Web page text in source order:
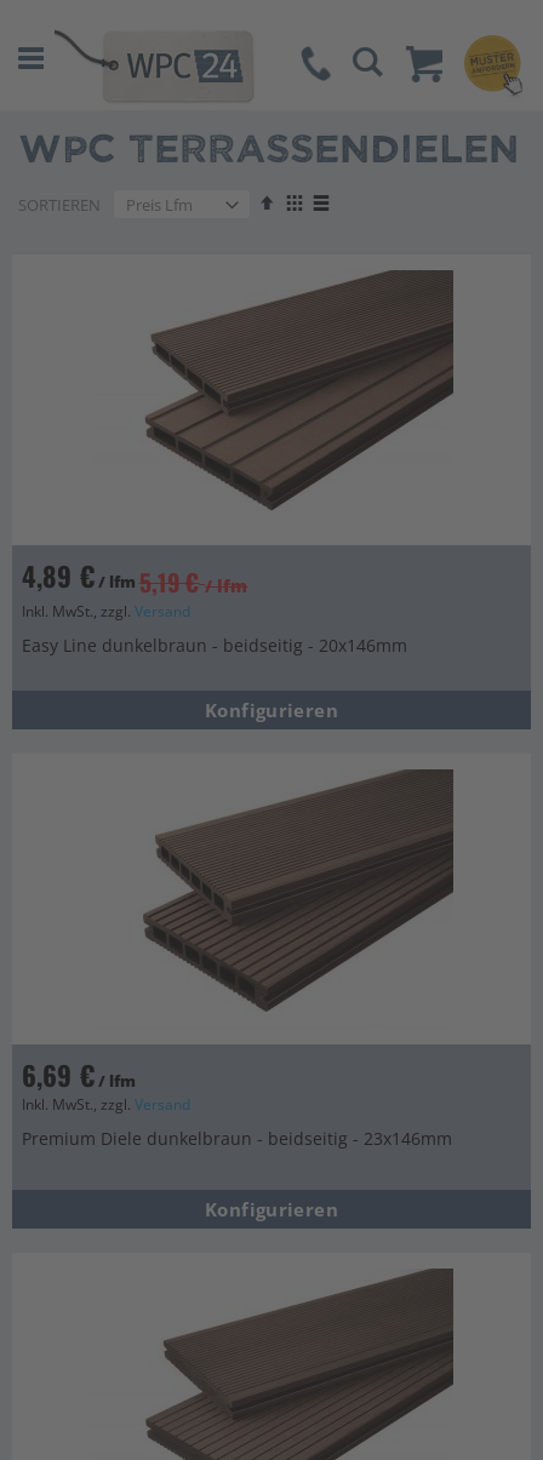
Suche
WPC TERRASSENDIELEN
SORTIEREN
AbsteigendAnzeigen
4,89 €/ lfm 5,19 € / lfm
Inkl. MwSt., zzgl. Versand
Easy Line dunkelbraun - beidseitig - 20x146mm
Konfigurieren
6,69 €/ lfm
Inkl. MwSt., zzgl. Versand
Premium Diele dunkelbraun - beidseitig - 23x146mm
Konfigurieren